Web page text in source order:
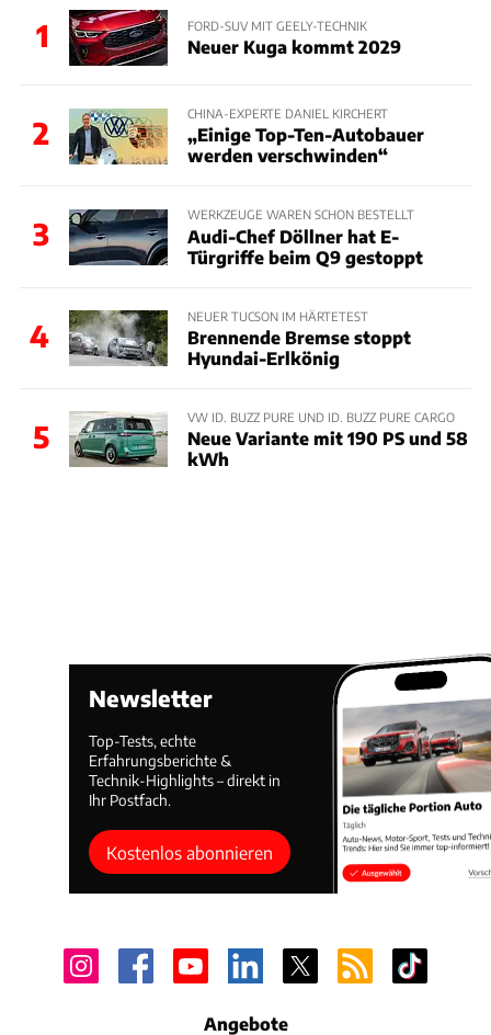
1 FORD-SUV MIT GEELY-TECHNIK
Neuer Kuga kommt 2029
2
CHINA-EXPERTE DANIEL KIRCHERT
„Einige Top-Ten-Autobauer
werden verschwinden“
3
WERKZEUGE WAREN SCHON BESTELLT
Audi-Chef Döllner hat E-
Türgriffe beim Q9 gestoppt
4
NEUER TUCSON IM HÄRTETEST
Brennende Bremse stoppt
Hyundai-Erlkönig
5
VW ID. BUZZ PURE UND ID. BUZZ PURE CARGO
Neue Variante mit 190 PS und 58
kWh
Newsletter
Top-Tests, echte
Erfahrungsberichte &
Technik-Highlights – direkt in
Ihr Postfach.
Kostenlos abonnieren
Angebote